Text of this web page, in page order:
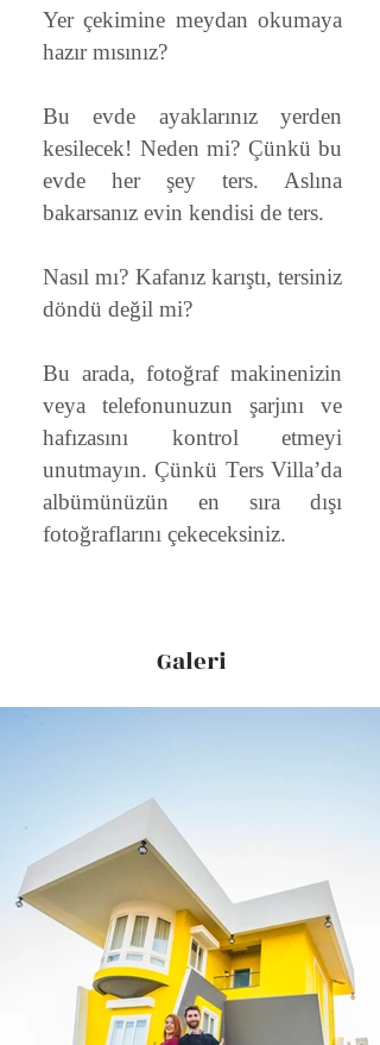
Yer çekimine meydan okumaya
hazır mısınız?
Bu evde ayaklarınız yerden
kesilecek! Neden mi? Çünkü bu
evde her şey ters. Aslına
bakarsanız evin kendisi de ters.
Nasıl mı? Kafanız karıştı, tersiniz
döndü değil mi?
Bu arada, fotoğraf makinenizin
veya telefonunuzun şarjını ve
hafızasını kontrol etmeyi
unutmayın. Çünkü Ters Villa’da
albümünüzün en sıra dışı
fotoğraflarını çekeceksiniz.
Galeri